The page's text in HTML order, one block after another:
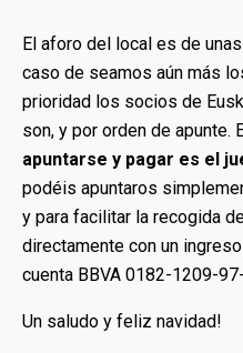
El aforo del local es de
caso de seamos aún más
prioridad los socios de
son, y por orden de apunte.
apuntarse y pagar es el
podéis apuntaros
y para facilitar la recogida
directamente con un
cuenta BBVA 0182-1209-
Un saludo y feliz navidad!